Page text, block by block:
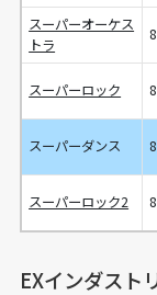
スーパーオーケス
トラ
スーパーロック
スーパーダンス
スーパーロック2
EXインダスト